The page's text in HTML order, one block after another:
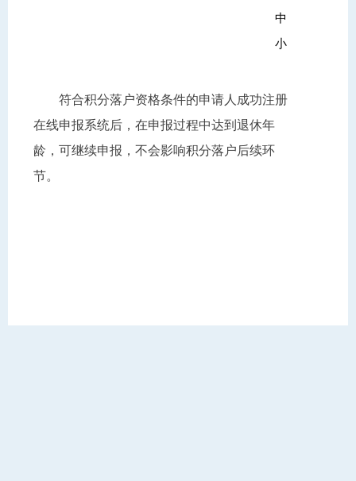
中
小
符合积分落户资格条件的申请人成功注册
在线申报系统后，在申报过程中达到退休年
龄，可继续申报，不会影响积分落户后续环
节。